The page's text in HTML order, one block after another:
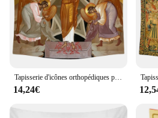
Tapisserie d'icônes orthopédiques pour décoration de la maison, baptême du seigneur et réalisation de la justice, jésus Christ est levé, par Ho Me Lili
14,24€